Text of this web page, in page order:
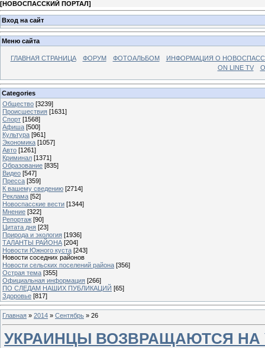
[НОВОСПАССКИЙ ПОРТАЛ]
Вход на сайт
Меню сайта
ГЛАВНАЯ СТРАНИЦА ФОРУМ ФОТОАЛЬБОМ
ИНФОРМАЦИЯ О
ON LINE TV
Categories
Общество [3239]
Происшествия [1631]
Спорт [1568]
Афиша [500]
Культура [961]
Экономика [1057]
Авто [1261]
Криминал [1371]
Образование [835]
Видео [547]
Пресса [359]
К вашему сведению [2714]
Реклама [52]
Новоспасские вести [1344]
Мнение [322]
Репортаж [90]
Цитата дня [23]
Природа и экология [1936]
ТАЛАНТЫ РАЙОНА [204]
Новости Южного куста [243]
Новости соседних районов
Новости сельских поселений района [356]
Острая тема [355]
Официальная информация [266]
ПО СЛЕДАМ НАШИХ ПУБЛИКАЦИЙ [65]
Здоровье [817]
Главная » 2014 » Сентябрь » 26
УКРАИНЦЫ ВОЗВРАЩАЮТСЯ НА